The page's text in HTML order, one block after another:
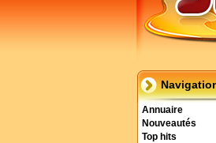
Annuaire
Nouveautés
Top hits